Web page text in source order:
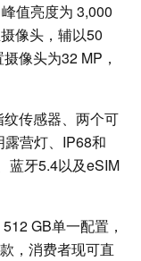
值亮度为 3,000
像头，辅以50
像头为32 MP，
传感器、两个可
营灯、IP68和
蓝牙5.4以及eSIM
GB单一配置，
，消费者现可直